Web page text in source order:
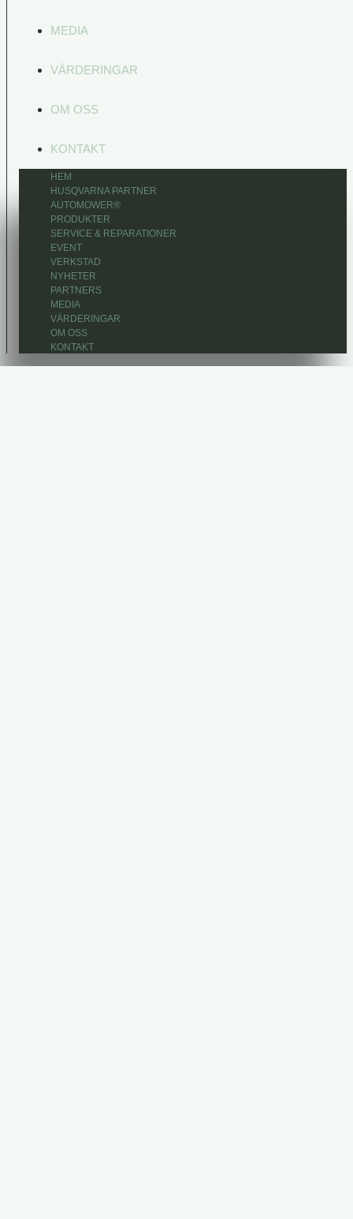
MEDIA
VÄRDERINGAR
OM OSS
KONTAKT
HEM
HUSQVARNA PARTNER
AUTOMOWER®
PRODUKTER
SERVICE & REPARATIONER
EVENT
VERKSTAD
NYHETER
PARTNERS
MEDIA
VÄRDERINGAR
OM OSS
KONTAKT